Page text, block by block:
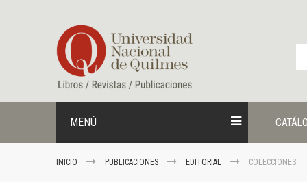
contenido
MENÚ
INICIO PUBLICACIONES EDITORIAL COLECCIONES